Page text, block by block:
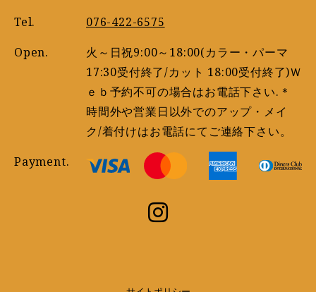
Tel.
076-422-6575
Open.
火～日祝9:00～18:00(カラー・パーマ
17:30受付終了/カット 18:00受付終了)Ｗ
ｅｂ予約不可の場合はお電話下さい.＊
時間外や営業日以外でのアップ・メイ
ク/着付けはお電話にてご連絡下さい。
Payment.